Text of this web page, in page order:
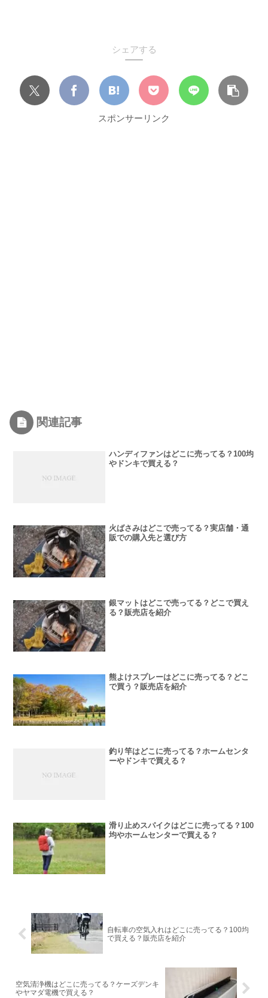
シェアする
スポンサーリンク
関連記事
ハンディファンはどこに売ってる？100均
やドンキで買える？
火ばさみはどこで売ってる？実店舗・通
販での購入先と選び方
銀マットはどこで売ってる？どこで買え
る？販売店を紹介
熊よけスプレーはどこに売ってる？どこ
で買う？販売店を紹介
釣り竿はどこに売ってる？ホームセンタ
ーやドンキで買える？
滑り止めスパイクはどこに売ってる？100
均やホームセンターで買える？
自転車の空気入れはどこに売ってる？100均
で買える？販売店を紹介
空気清浄機はどこに売ってる？ケーズデンキ
やヤマダ電機で買える？